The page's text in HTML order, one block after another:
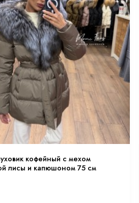
кофейный с мехом
лисы и капюшоном 75 см
"экрю" 120 см.
овчины в оттенке “хакки” 80 см.